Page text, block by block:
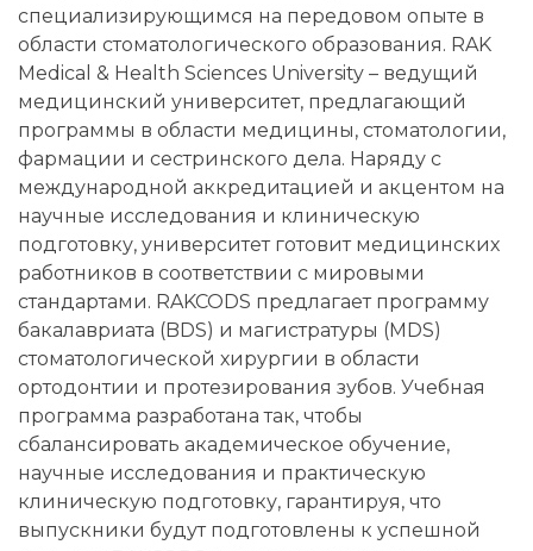
специализирующимся на передовом опыте в
области стоматологического образования. RAK
Medical & Health Sciences University – ведущий
медицинский университет, предлагающий
программы в области медицины, стоматологии,
фармации и сестринского дела. Наряду с
международной аккредитацией и акцентом на
научные исследования и клиническую
подготовку, университет готовит медицинских
работников в соответствии с мировыми
стандартами. RAKCODS предлагает программу
бакалавриата (BDS) и магистратуры (MDS)
стоматологической хирургии в области
ортодонтии и протезирования зубов. Учебная
программа разработана так, чтобы
сбалансировать академическое обучение,
научные исследования и практическую
клиническую подготовку, гарантируя, что
выпускники будут подготовлены к успешной